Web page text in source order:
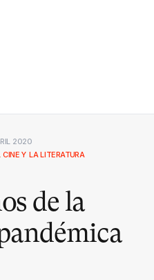
2020
Y LA LITERATURA
de la